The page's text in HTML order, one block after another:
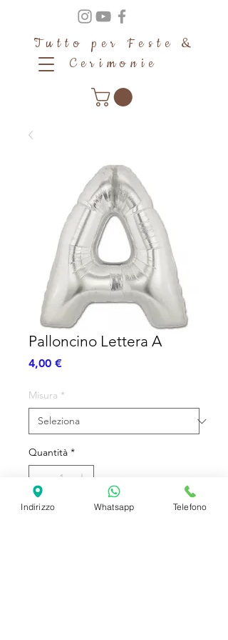
Tutto per Feste &
Cerimonie
Palloncino Lettera A
4,00 €Prezzo
Misura *
Quantità *
Indirizzo Whatsapp Telefono